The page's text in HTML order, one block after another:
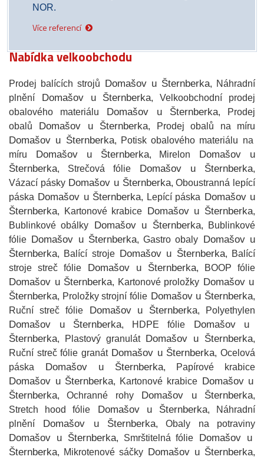
NOR.
Více referencí
Nabídka velkoobchodu
Prodej balících strojů Domašov u Šternberka, Náhradní
plněníDomašov u Šternberka, Velkoobchodní prodej
obalového materiálu
Domašov u Šternberka, Prodej
obalů
Domašov u Šternberka, Prodej obalů na míru
Domašov u Šternberka, Potisk obalového materiálu na
míru
Domašov u Šternberka, Mirelon
Domašov u
Šternberka, Strečová fólie Domašov u Šternberka,
Vázací páskyDomašov u Šternberka, Oboustranná lepící
páska Domašov u Šternberka, Lepící páska Domašov u
Šternberka, Kartonové krabice Domašov u Šternberka,
Bublinkové obálky Domašov u Šternberka, Bublinkové
fólie Domašov u Šternberka, Gastro obaly Domašov u
Šternberka, Balící strojeDomašov u Šternberka, Balící
stroje streč fólie Domašov u Šternberka, BOOP fólie
Domašov u Šternberka, Kartonové proložky Domašov u
Šternberka, Proložky strojní fólie Domašov u Šternberka,
Ruční streč fólieDomašov u Šternberka, Polyethylen
Domašov u Šternberka, HDPE fólieDomašov u
Šternberka, Plastový granulátDomašov u Šternberka,
Ruční streč fólie granátDomašov u Šternberka, Ocelová
páska
Domašov u Šternberka, Papírové krabice
Domašov u Šternberka, Kartonové krabiceDomašov u
Šternberka, Ochranné rohyDomašov u Šternberka,
Stretch hood fólie Domašov u Šternberka, Náhradní
plněníDomašov u Šternberka, Obaly na potraviny
Domašov u Šternberka, Smrštitelná fólie Domašov u
Šternberka, Mikrotenové sáčky Domašov u Šternberka,